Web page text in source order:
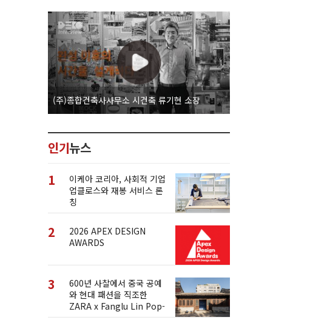
(주)종합건축사사무소 시건축 류기현 소장
인기뉴스
1
이케아 코리아, 사회적 기업
업클로스와 재봉 서비스 론
칭
2
2026 APEX DESIGN
AWARDS
3
600년 사찰에서 중국 공예
와 현대 패션을 직조한
ZARA x Fanglu Lin Pop-
Up